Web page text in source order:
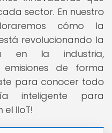
sector. En nuestro
cómo la
revolucionando la
en la industria,
de forma
para conocer todo
inteligente para
IIoT!